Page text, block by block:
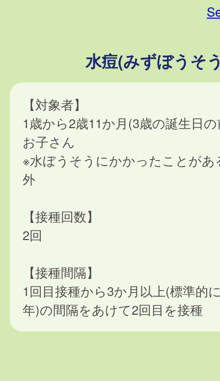
水痘(みずぼうそ
【対象者】
1歳から2歳11か月(3歳の誕生日
お子さん
※水ぼうそうにかかったことがあ
外
【接種回数】
2回
【接種間隔】
1回目接種から3か月以上(標準的
年)の間隔をあけて2回目を接種